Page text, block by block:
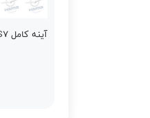
آینه کامل S7